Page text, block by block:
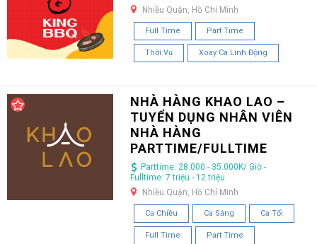
Nhiều Quận, Hồ Chí Minh
Full Time Part Time
Thời Vụ Xoay Ca Linh Động
NHÀ HÀNG KHAO LAO –
TUYỂN DỤNG NHÂN VIÊN
NHÀ HÀNG
PARTTIME/FULLTIME
Parttime: 28.000 - 35.000K/ Giờ -
Fulltime: 7 triệu - 12 triệu
Nhiều Quận, Hồ Chí Minh
Ca Chiều Ca Sáng Ca Tối
Full Time Part Time